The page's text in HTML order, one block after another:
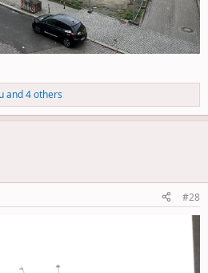
and 4 others
#28